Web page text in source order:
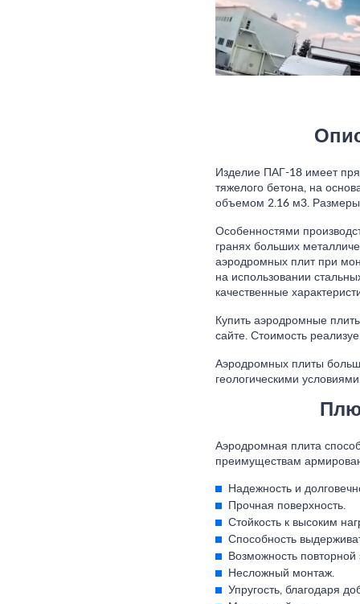
Изделие ПАГ-18 имеет
тяжелого бетона, на
объемом 2.16 м3. Размеры
Особенностями
гранях больших
аэродромных плит при
на использовании
качественные
Купить аэродромные
сайте. Стоимость
Аэродромных плиты
геологическими
Аэродромная плита
преимуществам
Надежность и
Прочная поверхность.
Стойкость к высоким
Способность
Возможность повторной
Несложный монтаж.
Упругость, благодаря